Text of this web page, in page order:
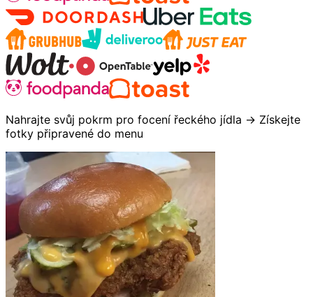
Nahrajte svůj pokrm pro focení řeckého jídla → Získejte
fotky připravené do menu